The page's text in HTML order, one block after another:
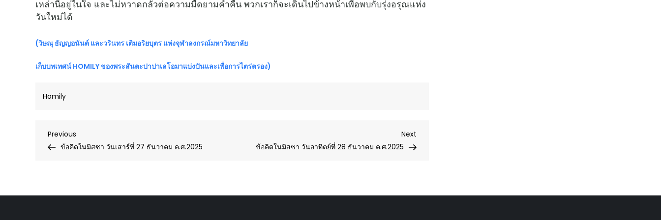
เหล่านี้อยู่ในใจ และไม่หวาดกลัวต่อความมืดยามค่ำคืน พวกเราก็จะเดินไปข้างหน้าเพื่อพบกับรุ่งอรุณแห่ง
วันใหม่ได้
(วิษณุ ธัญญอนันต์ และวรินทร เติมอริยบุตร แห่งจุฬาลงกรณ์มหาวิทยาลัย
เก็บบทเทศน์ HOMILY ของพระสันตะปาปาเลโอมาแบ่งปันและเพื่อการไตร่ตรอง)
Homily
Post
Previous
Post
Previous
ข้อคิดในมิสซา วันเสาร์ที่ 27 ธันวาคม ค.ศ.2025
Post
Next
ข้อคิดในมิสซา วันอาทิตย์ที่ 28 ธันวาคม ค.ศ.2025